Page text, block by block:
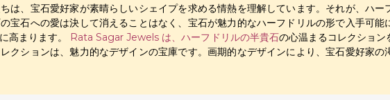
は、宝石愛好家が素晴らしいシェイプを求める情熱を理解しています。それが、ハー
宝石への愛は決して消えることはなく、宝石が魅力的なハーフドリルの形で入手可能
高まります。 Rata Sagar Jewels は、ハーフドリルの半貴石の心温まるコレクション
クションは、魅力的なデザインの宝庫です。画期的なデザインにより、宝石愛好家の